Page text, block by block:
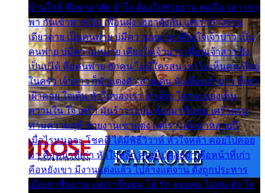
บ้านใกล้ พึ่งพาอาศัย จำใจ ต้องไปช่วยงาน พอถึงเวลา เขา
พา กันเข้าพาขวัญ เพื่อนฝูง เฮฮาดังลั่น แต่เราล้างจาน
เดียวดาย เป็นคนพ่าย บ่มีความหมาย เคียงใจเจ้าบ่าว เป็น
คนพ่าย บ่มีความหมาย เคียงใจเจ้าบ่าว เพื่อนเจ้าสาว ยัง
เป็นบ่ได้ คือคนพ่าย ฮักคน ไม่มีใครสน เขาไม่เห็นคน ที่อยู่
ในครัว เจ้าสาว ก็มัวแต่งตัว สวยเด่น นั่งเคียงเจ้าบ่าว ที่เขา
เฝ้าคอย ใจเต้น หัวใจของเรา ลำเค็ญ ใครจะมองเห็น
ความใน ใจ เศร้า มันร้าวระบม ต้องมาขื่นขม เศร้าตรม
ท่ามความสุขี ช่วยงานเขาแต่ง แต่เรา แล้งมาหลายปี
เมื่อไรหนอจะ โชคดี ได้มีพิธีวิวาห์ หัวใจหล้า คอยไปคอย
มา คือหน้าที่เก่า หัวใจหล้า คอยไปคอยมา คือหน้าที่เก่า
คือหยังเขา มีงานแต่งแล้ว ไปล้างแต่จาน ดั่งถูกประหาร
เมื่อเขาชื่นบาน แต่เราขื่นขม โอ้ รัก ลอยลม ไม่สม ดัง ใจ